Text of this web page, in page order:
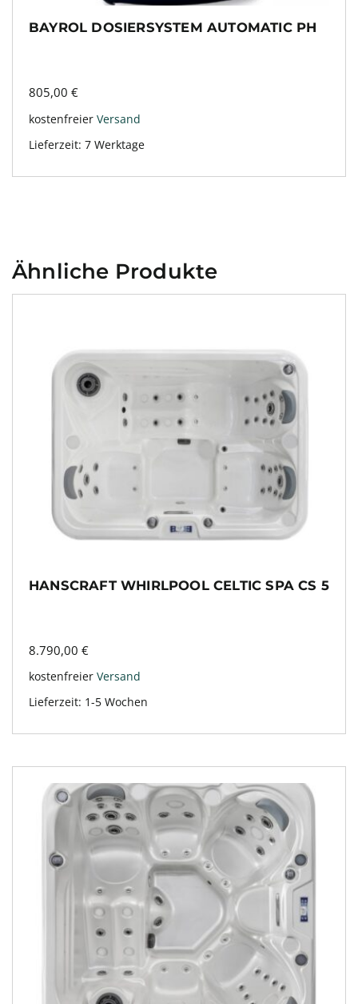
BAYROL DOSIERSYSTEM AUTOMATIC PH
805,00 €
kostenfreier Versand
Lieferzeit: 7 Werktage
Ähnliche Produkte
HANSCRAFT WHIRLPOOL CELTIC SPA CS 5
8.790,00 €
kostenfreier Versand
Lieferzeit: 1-5 Wochen